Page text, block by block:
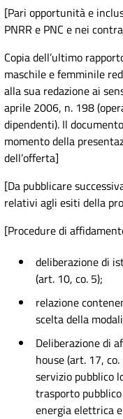
[Pari opportunità e
PNRR e PNC e nei
Copia dell’ultimo
maschile e femminile
alla sua redazione ai
aprile 2006, n. 198
dipendenti). Il
momento della
dell’offerta]
[Da pubblicare
relativi agli esiti della
[Procedure di
deliberazione di
(art. 10, co. 5);
relazione
scelta della
Deliberazione di
house (art. 17,
servizio pubblico
trasporto
energia elettrica